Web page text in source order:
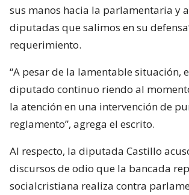
sus manos hacia la parlamentaria y
diputadas que salimos en su
requerimiento.
“A pesar de la lamentable situación,
diputado continuo riendo al
la atención en una intervención de
reglamento”, agrega el escrito.
Al respecto, la diputada Castillo
discursos de odio que la bancada
socialcristiana realiza contra